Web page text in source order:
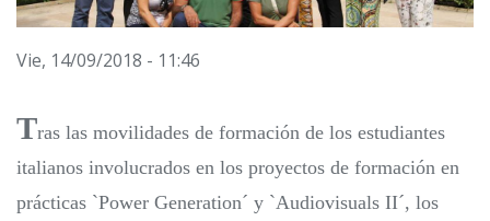
Vie, 14/09/2018 - 11:46
Tras las movilidades de formación de los estudiantes
italianos involucrados en los proyectos de formación en
prácticas `Power Generation´ y `Audiovisuals II´, los